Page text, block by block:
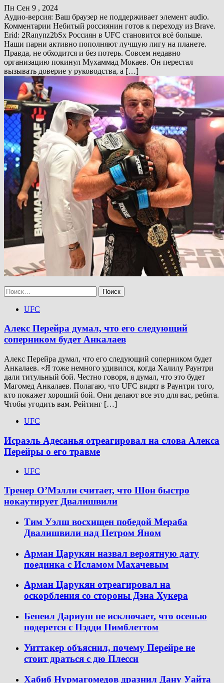
Пн Сен 9 , 2024
Аудио-версия: Ваш браузер не поддерживает элемент audio.
Комментарии Небитый россиянин готов к переходу из Brave.
Erid: 2Ranynz2bSx Россиян в UFC становится всё больше.
Наши парни активно пополняют лучшую лигу на планете.
Правда, не обходится и без потерь. Совсем недавно
организацию покинул Мухаммад Мокаев. Он перестал
вызывать доверие у руководства, а […]
Найти:
UFC
Алекс Перейра думал, что его следующий
соперником будет Анкалаев
Алекс Перейра думал, что его следующий соперником будет
Анкалаев. «Я тоже немного удивился, когда Халилу Раунтри
дали титульный бой. Честно говоря, я думал, что это будет
Магомед Анкалаев. Полагаю, что UFC видят в Раунтри того,
кто покажет хороший бой. Они делают все это для вас, ребята.
Чтобы угодить вам. Рейтинг […]
UFC
Исраэль Адесанья отреагировал на слова Алекса
Перейры о его травме
UFC
Тренер О’Мэлли считает, что Шон быстро
нокаутирует Двалишвили
Тим Уэлш восхищен победой Мераба
Двалишвили над Петром Яном
Арман Царукян назвал вероятную дату
поединка с Исламом Махачевым
Арман Царукян отреагировал на
оскорбления со стороны Дэна Хукера
Бенеил Дариуш не исключает, что осенью
подерется с Пэдди Пимблеттом
Уиттакер объяснил, почему Перейре не
стоит драться с дю Плесси
Хабиб Нурмагомедов дразнил Дану Уайта